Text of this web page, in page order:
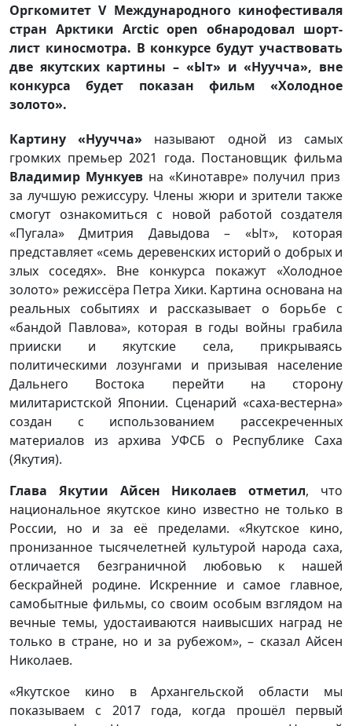
Оргкомитет V Международного кинофестиваля
стран Арктики Arctic open обнародовал шорт-
лист киносмотра. В конкурсе будут участвовать
две якутских картины – «Ыт» и «Нуучча», вне
конкурса будет показан фильм «Холодное
золото».
Картину «Нуучча» называют одной из самых
громких премьер 2021 года. Постановщик фильма
Владимир Мункуев на «Кинотавре» получил приз
за лучшую режиссуру. Члены жюри и зрители также
смогут ознакомиться с новой работой создателя
«Пугала» Дмитрия Давыдова – «Ыт», которая
представляет «семь деревенских историй о добрых и
злых соседях». Вне конкурса покажут «Холодное
золото» режиссёра Петра Хики. Картина основана на
реальных событиях и рассказывает о борьбе с
«бандой Павлова», которая в годы войны грабила
прииски и якутские села, прикрываясь
политическими лозунгами и призывая население
Дальнего Востока перейти на сторону
милитаристской Японии. Сценарий «саха-вестерна»
создан с использованием рассекреченных
материалов из архива УФСБ о Республике Саха
(Якутия).
Глава Якутии Айсен Николаев отметил, что
национальное якутское кино известно не только в
России, но и за её пределами. «Якутское кино,
пронизанное тысячелетней культурой народа саха,
отличается безграничной любовью к нашей
бескрайней родине. Искренние и самое главное,
самобытные фильмы, со своим особым взглядом на
вечные темы, удостаиваются наивысших наград не
только в стране, но и за рубежом», – сказал Айсен
Николаев.
«Якутское кино в Архангельской области мы
показываем с 2017 года, когда прошёл первый